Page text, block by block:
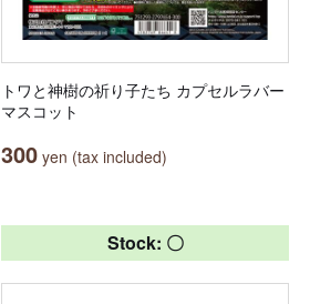
トワと神樹の祈り子たち カプセルラバー
マスコット
300 yen (tax included)
Stock: 〇